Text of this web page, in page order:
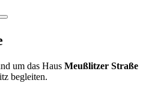
Suchen
um das Haus Meußlitzer Straße
begleiten.